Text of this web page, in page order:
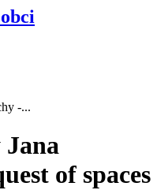
-...
Jana
of spaces